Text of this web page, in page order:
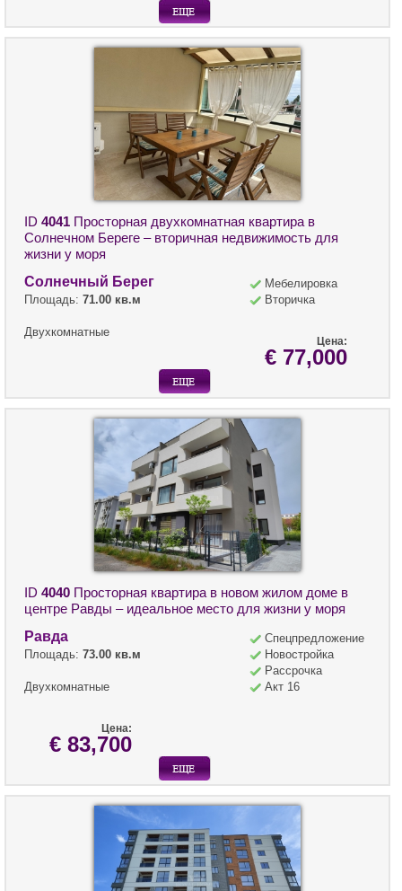
ID 4041 Просторная двухкомнатная квартира в
Солнечном Береге – вторичная недвижимость для
жизни у моря
Солнечный Берег
Площадь: 71.00 кв.м
Двухкомнатные
Мебелировка
Вторичка
Цена:
€ 77,000
ID 4040 Просторная квартира в новом жилом доме в
центре Равды – идеальное место для жизни у моря
Равда
Площадь: 73.00 кв.м
Двухкомнатные
Спецпредложение
Новостройка
Рассрочка
Акт 16
Цена:
€ 83,700